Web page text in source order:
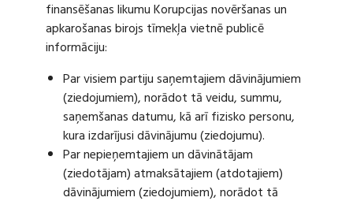
finansēšanas likumu Korupcijas novēršanas un
apkarošanas birojs tīmekļa vietnē publicē
informāciju:
Par visiem partiju saņemtajiem dāvinājumiem
(ziedojumiem), norādot tā veidu, summu,
saņemšanas datumu, kā arī fizisko personu,
kura izdarījusi dāvinājumu (ziedojumu).
Par nepieņemtajiem un dāvinātājam
(ziedotājam) atmaksātajiem (atdotajiem)
dāvinājumiem (ziedojumiem), norādot tā